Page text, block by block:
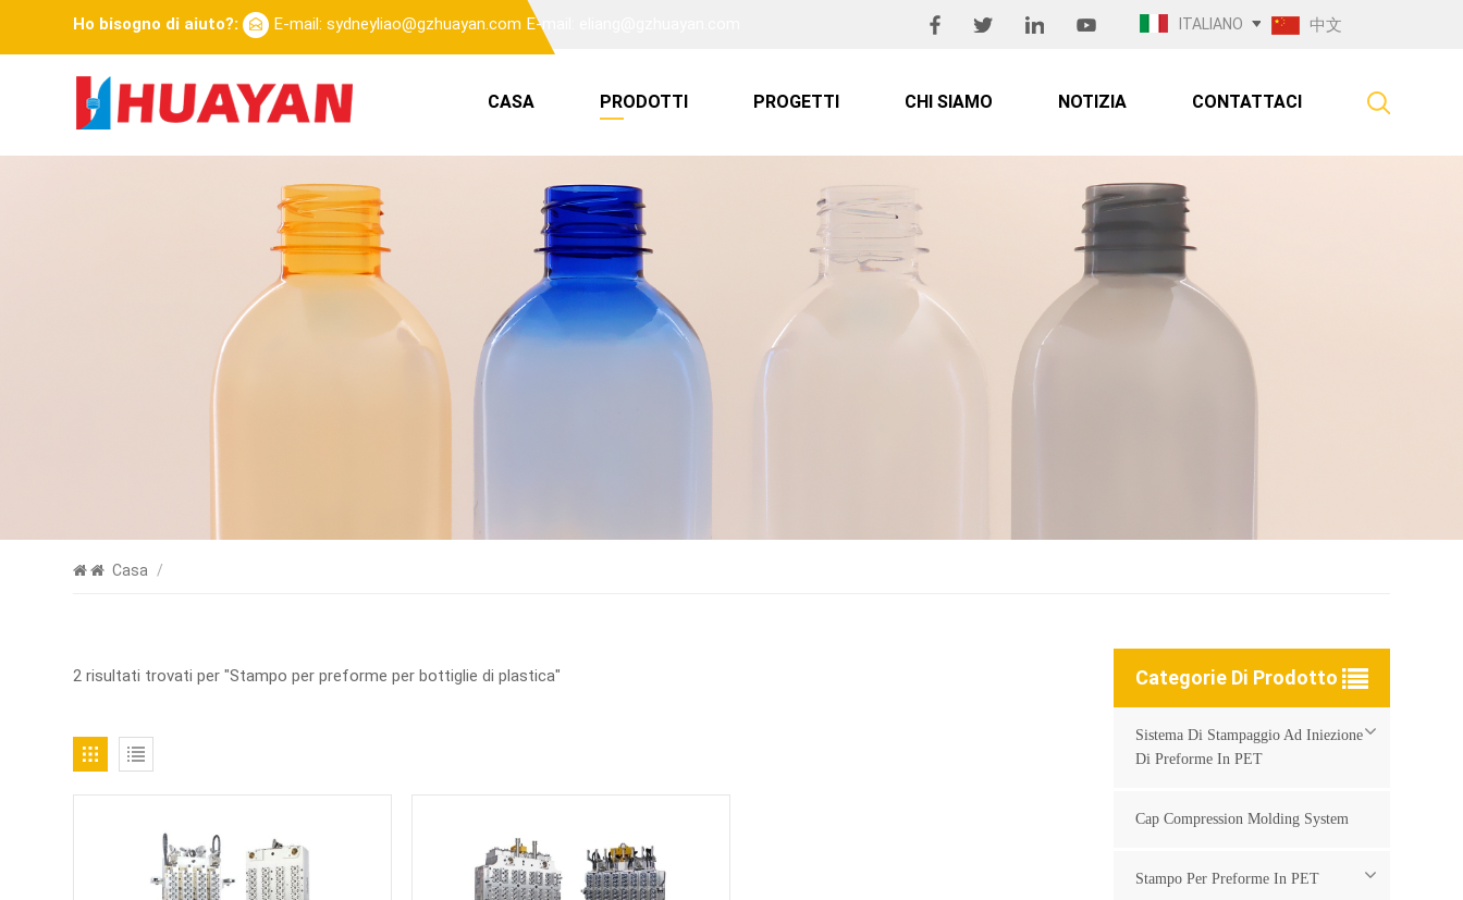
Ho bisogno di aiuto?: E-mail: sydneyliao@gzhuayan.com E-mail: eliang@gzhuayan.com ITALIANO 中文
CASA PRODOTTI PROGETTI CHI SIAMO NOTIZIA CONTATTACI
Casa /
2 risultati trovati per "Stampo per preforme per bottiglie di plastica" Categorie Di Prodotto
Sistema Di Stampaggio Ad Iniezione
Di Preforme In PET
Cap Compression Molding System
Stampo Per Preforme In PET